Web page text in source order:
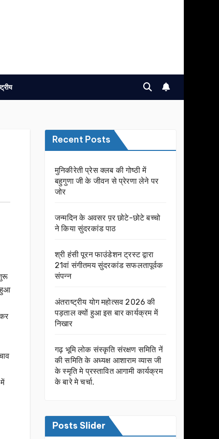
हुआ
Recent Posts
मुनिकीरेती प्रेस क्लब की गोष्ठी में
बहुगुणा जी के जीवन से प्रेरणा लेने पर
जोर
जन्मदिन के अवसर प़र छोटे-छोटे बच्चो
ने किया सुंदरकांड पाठ
श्री हंसी पूरन फाउंडेशन ट्रस्ट द्वारा
21वां संगीतमय सुंदरकांड सफलतापूर्वक
संपन्न
अंतराष्ट्रीय योग महोत्सव 2026 की
पड़ताल क्यों हुआ इस बार कार्यक्रम में
निखार
गढ़ भूमि लोक संस्कृति संरक्षण समिति नें
की समिति के अध्यक्ष आशाराम व्यास जी
के स्मृति मे प्रस्तावित आगामी कार्यक्रम
के बारे मे चर्चा.
Posts Slider